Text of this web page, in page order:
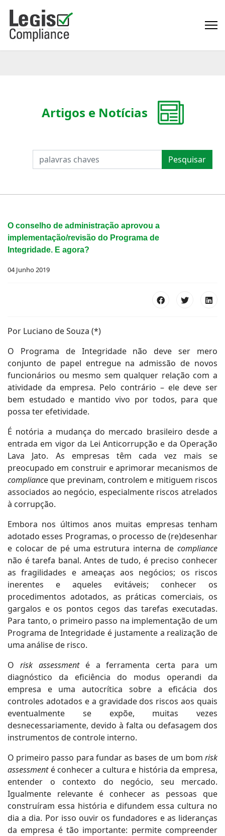
PESQUISAR Pesquisar
Artigos e Notícias
O conselho de administração aprovou a
implementação/revisão do Programa de
Integridade. E agora?
04 Junho 2019
Por Luciano de Souza (*)
O Programa de Integridade não deve ser mero
conjunto de papel entregue na admissão de novos
funcionários ou mesmo sem qualquer relação com a
atividade da empresa. Pelo contrário – ele deve ser
bem estudado e mantido vivo por todos, para que
possa ter efetividade.
É notória a mudança do mercado brasileiro desde a
entrada em vigor da Lei Anticorrupção e da Operação
Lava Jato. As empresas têm cada vez mais se
preocupado em construir e aprimorar mecanismos de
compliance que previnam, controlem e mitiguem riscos
associados ao negócio, especialmente riscos atrelados
à corrupção.
Embora nos últimos anos muitas empresas tenham
adotado esses Programas, o processo de (re)desenhar
e colocar de pé uma estrutura interna de compliance
não é tarefa banal. Antes de tudo, é preciso conhecer
as fragilidades e ameaças aos negócios; os riscos
inerentes e aqueles evitáveis; conhecer os
procedimentos adotados, as práticas comerciais, os
gargalos e os pontos cegos das tarefas executadas.
Para tanto, o primeiro passo na implementação de um
Programa de Integridade é justamente a realização de
uma análise de risco.
O risk assessmenté a ferramenta certa para um
diagnóstico da eficiência do modus operandi da
empresa e uma autocrítica sobre a eficácia dos
controles adotados e a gravidade dos riscos aos quais
eventualmente se expõe, muitas vezes
desnecessariamente, devido à falta ou defasagem dos
instrumentos de controle interno.
O primeiro passo para fundar as bases de um bom risk
assessmenté conhecer a cultura e história da empresa,
entender o contexto do negócio, seu mercado.
Igualmente relevante é conhecer as pessoas que
construíram essa história e difundem essa cultura no
dia a dia. Por isso ouvir os fundadores e as lideranças
da empresa é tão importante: permite compreender